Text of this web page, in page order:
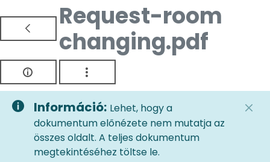
Request-room
changing.pdf
Információ: Lehet, hogy a
dokumentum előnézete nem mutatja az
összes oldalt. A teljes dokumentum
megtekintéséhez töltse le.